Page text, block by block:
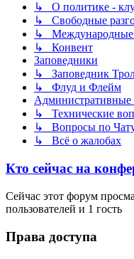
↳ О политике -
↳ Свободные
↳ Международные
↳ Конвент
Заповедники
↳ Заповедник
↳ Флуд и Флейм
Административные
↳ Технические
↳ Вопросы по
↳ Всё о жалобах
Кто сейчас на
Сейчас этот форум
пользователей и 1 гость
Права доступа